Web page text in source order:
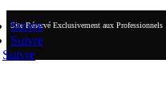
Site Réservé Exclusivement aux Professionnels
Suivre
Suivre
Suivre